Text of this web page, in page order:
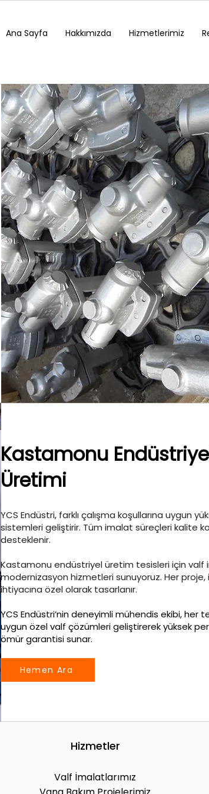
Ana Sayfa Hakkımızda Hizmetlerimiz
Kastamonu
Üretimi
YCS Endüstri, farklı çalışma koşullarına uygun
sistemleri geliştirir. Tüm imalat süreçleri kalite
desteklenir.
Kastamonu endüstriyel üretim tesisleri için valf
modernizasyon hizmetleri sunuyoruz. Her
ihtiyacına özel olarak tasarlanır.
YCS Endüstri’nin deneyimli mühendis ekibi, her
uygun özel valf çözümleri geliştirerek yüksek
ömür garantisi sunar.
Hemen Ara
Hizmetler
Valf İmalatlarımız